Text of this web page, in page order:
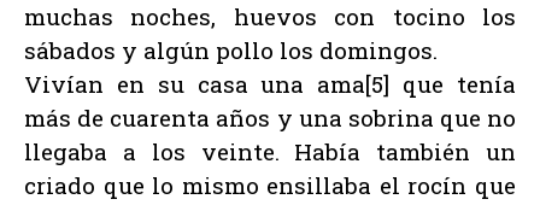
muchas noches, huevos con tocino los
sábados y algún pollo los domingos.
Vivían en su casa una ama[5] que tenía
más de cuarenta años y una sobrina que no
llegaba a los veinte. Había también un
criado que lo mismo ensillaba el rocín que